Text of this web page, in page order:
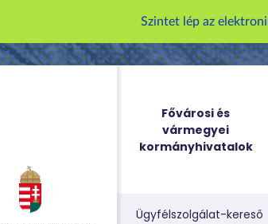
Szintet lép az
Fővárosi és
vármegyei
kormányhivatalok
Ügyfélszolgálat-kereső